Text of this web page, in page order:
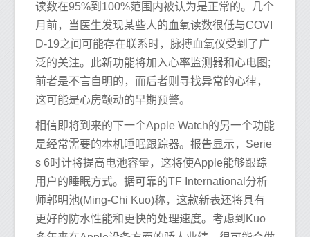
读数在95%到100%范围内被认为是正常的。几个
月前，当医生发现某些人的血氧读数很低与COVI
D-19之间可能存在联系时，脉搏血氧仪受到了广
泛的关注。此新功能将加入心率监测器和心电图;
前者是不言自明的，而后者则寻找异常的心律，
这可能是心房颤动的早期预警。
相信即将到来的下一个Apple Watch的另一个功能
是经常需要的本机睡眠跟踪器。报告显示，Serie
s 6时计将提高电池容量，这将使Apple能够跟踪
用户的睡眠方式。据可靠的TF International分析
师郭明池(Ming-Chi Kuo)称，这款新表还将具有
更好的防水性能和更快的处理速度。考虑到Kuo